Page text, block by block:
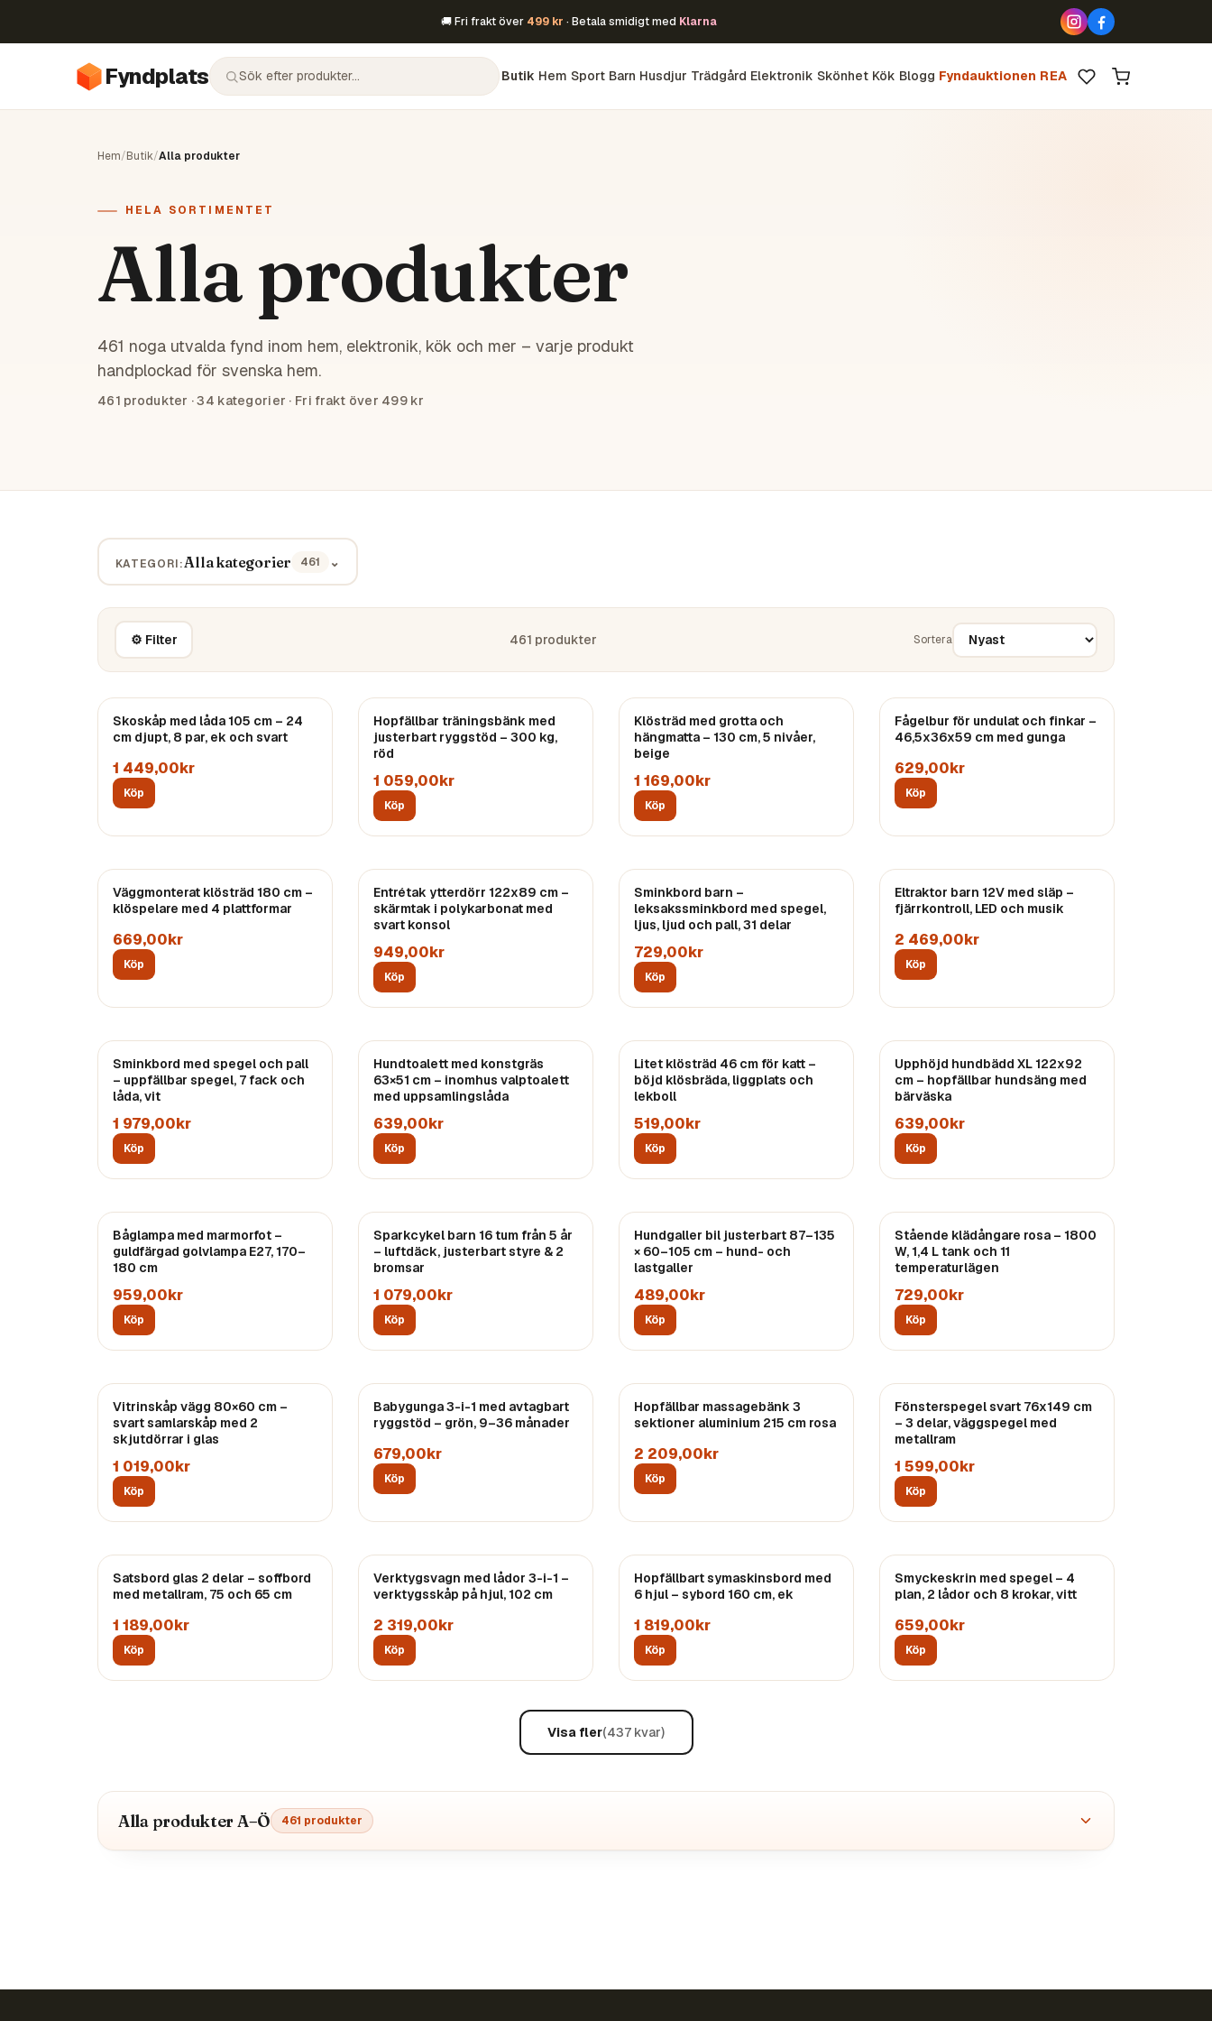
🚚 Fri frakt över 499 kr · Betala smidigt med Klarna
Fyndplats Butik Hem Sport Barn Husdjur Trädgård Elektronik Skönhet Kök Blogg Fyndauktionen REA
Hem/Butik/Alla produkter
HELA SORTIMENTET
Alla produkter
461 noga utvalda fynd inom hem, elektronik, kök och mer – varje produkt
handplockad för svenska hem.
461 produkter ·34 kategorier · Fri frakt över 499 kr
KATEGORI:Alla kategorier 461 ⌄
⚙ Filter 461 produkter Sortera
Skoskåp med låda 105 cm – 24
cm djupt, 8 par, ek och svart
1 449,00kr
Köp
Hopfällbar träningsbänk med
justerbart ryggstöd – 300 kg,
röd
1 059,00kr
Köp
Klösträd med grotta och
hängmatta – 130 cm, 5 nivåer,
beige
1 169,00kr
Köp
Fågelbur för undulat och finkar –
46,5x36x59 cm med gunga
629,00kr
Köp
Väggmonterat klösträd 180 cm –
klöspelare med 4 plattformar
669,00kr
Köp
Entrétak ytterdörr 122x89 cm –
skärmtak i polykarbonat med
svart konsol
949,00kr
Köp
Sminkbord barn –
leksakssminkbord med spegel,
ljus, ljud och pall, 31 delar
729,00kr
Köp
Eltraktor barn 12V med släp –
fjärrkontroll, LED och musik
2 469,00kr
Köp
Sminkbord med spegel och pall
– uppfällbar spegel, 7 fack och
låda, vit
1 979,00kr
Köp
Hundtoalett med konstgräs
63×51 cm – inomhus valptoalett
med uppsamlingslåda
639,00kr
Köp
Litet klösträd 46 cm för katt –
böjd klösbräda, liggplats och
lekboll
519,00kr
Köp
Upphöjd hundbädd XL 122x92
cm – hopfällbar hundsäng med
bärväska
639,00kr
Köp
Båglampa med marmorfot –
guldfärgad golvlampa E27, 170–
180 cm
959,00kr
Köp
Sparkcykel barn 16 tum från 5 år
– luftdäck, justerbart styre & 2
bromsar
1 079,00kr
Köp
Hundgaller bil justerbart 87–135
× 60–105 cm – hund- och
lastgaller
489,00kr
Köp
Stående klädångare rosa – 1800
W, 1,4 L tank och 11
temperaturlägen
729,00kr
Köp
Vitrinskåp vägg 80×60 cm –
svart samlarskåp med 2
skjutdörrar i glas
1 019,00kr
Köp
Babygunga 3-i-1 med avtagbart
ryggstöd – grön, 9–36 månader
679,00kr
Köp
Hopfällbar massagebänk 3
sektioner aluminium 215 cm rosa
2 209,00kr
Köp
Fönsterspegel svart 76x149 cm
– 3 delar, väggspegel med
metallram
1 599,00kr
Köp
Satsbord glas 2 delar – soffbord
med metallram, 75 och 65 cm
1 189,00kr
Köp
Verktygsvagn med lådor 3-i-1 –
verktygsskåp på hjul, 102 cm
2 319,00kr
Köp
Hopfällbart symaskinsbord med
6 hjul – sybord 160 cm, ek
1 819,00kr
Köp
Smyckeskrin med spegel – 4
plan, 2 lådor och 8 krokar, vitt
659,00kr
Köp
Visa fler(437 kvar)
Alla produkter A–Ö 461 produkter